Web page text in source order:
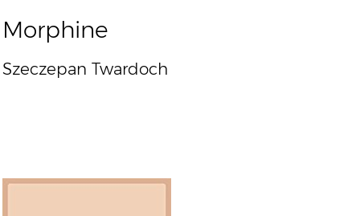
Morphine
Szeczepan Twardoch